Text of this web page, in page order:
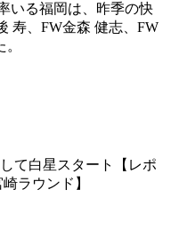
いる福岡は、昨季の快
寿、FW金森 健志、FW
て白星スタート【レポ
ラウンド】